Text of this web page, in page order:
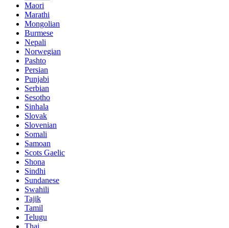
Maori
Marathi
Mongolian
Burmese
Nepali
Norwegian
Pashto
Persian
Punjabi
Serbian
Sesotho
Sinhala
Slovak
Slovenian
Somali
Samoan
Scots Gaelic
Shona
Sindhi
Sundanese
Swahili
Tajik
Tamil
Telugu
Thai